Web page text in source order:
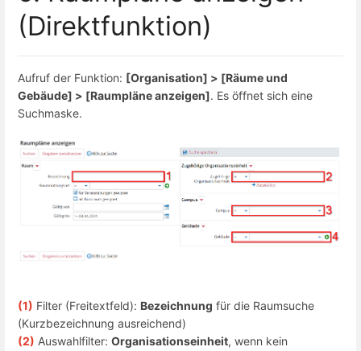
(Direktfunktion)
Aufruf der Funktion: [Organisation] > [Räume und
Gebäude] > [Raumpläne anzeigen]. Es öffnet sich eine
Suchmaske.
(1) Filter (Freitextfeld): Bezeichnung für die Raumsuche
(Kurzbezeichnung ausreichend)
(2) Auswahlfilter: Organisationseinheit, wenn kein